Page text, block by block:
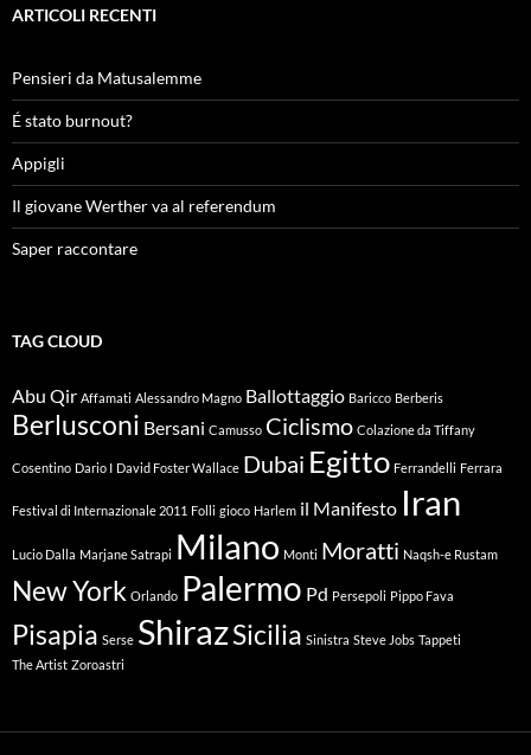
ARTICOLI RECENTI
Pensieri da Matusalemme
É stato burnout?
Appigli
Il giovane Werther va al referendum
Saper raccontare
TAG CLOUD
Abu Qir Affamati Alessandro Magno Ballottaggio Baricco Berberis
Berlusconi Bersani Camusso Ciclismo Colazione da Tiffany
Cosentino Dario I David Foster Wallace Dubai Egitto Ferrandelli Ferrara
Festival di Internazionale 2011 Folli gioco Harlem il Manifesto Iran
Lucio Dalla Marjane Satrapi Milano Monti Moratti Naqsh-e Rustam
New York Orlando Palermo Pd Persepoli Pippo Fava
Pisapia Serse ShirazSicilia Sinistra Steve Jobs Tappeti
The Artist Zoroastri